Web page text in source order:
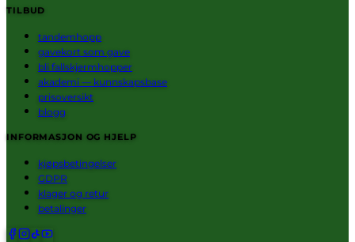
TILBUD
tandemhopp
gavekort som gave
bli fallskjermhopper
akademi — kunnskapsbase
prisoversikt
blogg
INFORMASJON OG HJELP
kjøpsbetingelser
GDPR
klager og retur
betalinger